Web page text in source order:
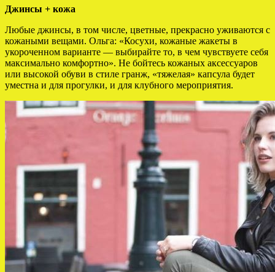
Джинсы + кожа
Любые джинсы, в том числе, цветные, прекрасно уживаются с
кожаными вещами. Ольга: «Косухи, кожаные жакеты в
укороченном варианте — выбирайте то, в чем чувствуете себя
максимально комфортно». Не бойтесь кожаных аксессуаров
или высокой обуви в стиле гранж, «тяжелая» капсула будет
уместна и для прогулки, и для клубного мероприятия.